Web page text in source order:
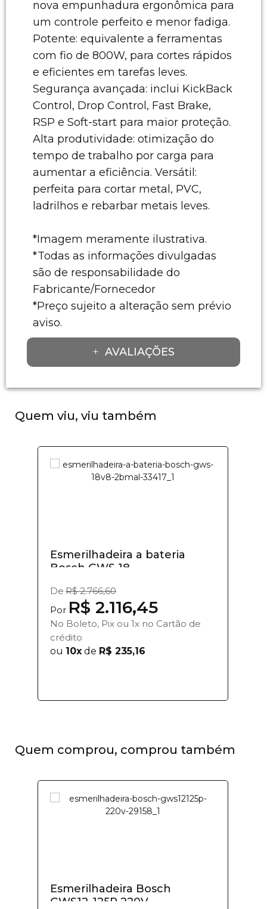
nova empunhadura ergonômica para
um controle perfeito e menor fadiga.
Potente: equivalente a ferramentas
com fio de 800W, para cortes rápidos
e eficientes em tarefas leves.
Segurança avançada: inclui KickBack
Control, Drop Control, Fast Brake,
RSP e Soft-start para maior proteção.
Alta produtividade: otimização do
tempo de trabalho por carga para
aumentar a eficiência. Versátil:
perfeita para cortar metal, PVC,
ladrilhos e rebarbar metais leves.
*Imagem meramente ilustrativa.
*Todas as informações divulgadas
são de responsabilidade do
Fabricante/Fornecedor
*Preço sujeito a alteração sem prévio
aviso.
AVALIAÇÕES
Quem viu, viu também
Esmerilhadeira a bateria
Bosch GWS 18...
De R$ 2.766,60
Por R$ 2.116,45
No Boleto, Pix ou 1x no Cartão de
crédito
ou 10x de R$ 235,16
Quem comprou, comprou também
Esmerilhadeira Bosch
GWS12-125P 220V